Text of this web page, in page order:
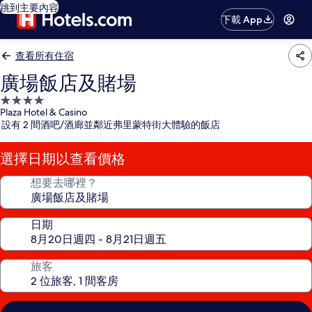
跳到主要內容
下載 App
查看所有住宿
廣場飯店及賭場
4.0
星
級
住
宿
Plaza Hotel & Casino
設有 2 間酒吧/酒廊並鄰近弗里蒙特街大體驗的飯店
選擇日期以查看價格
想要去哪裡？
日期
旅客